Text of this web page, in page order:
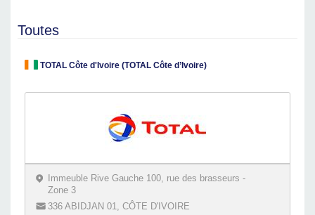
Toutes
TOTAL Côte d'Ivoire (TOTAL Côte d’Ivoire)
Immeuble Rive Gauche 100, rue des brasseurs -
Zone 3
336 ABIDJAN 01, CÔTE D'IVOIRE